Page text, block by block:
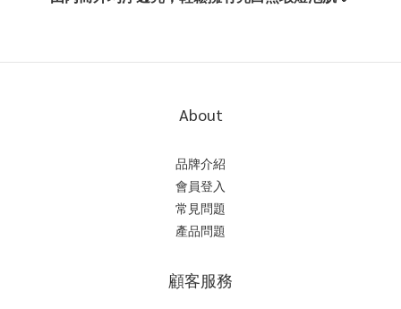
About
品牌介紹
會員登入
常見問題
產品問題
顧客服務